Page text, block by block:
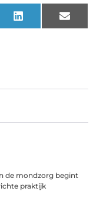
LinkedIn Email
de mondzorg begint
praktijk